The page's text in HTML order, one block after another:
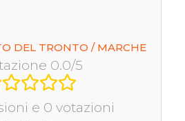
DEL TRONTO / MARCHE
0.0/5
e 0 votazioni